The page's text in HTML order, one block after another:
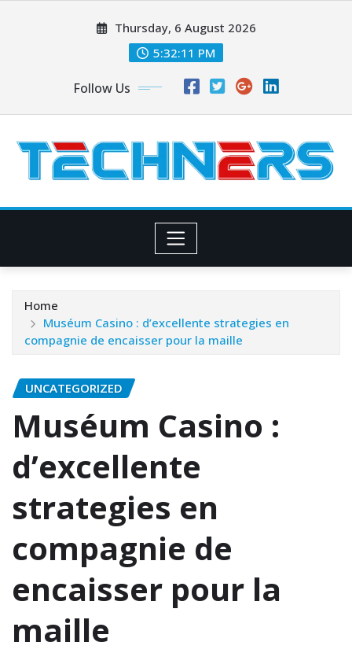
Thursday, 6 August 2026
5:32:12 PM
Follow Us
Home
Muséum Casino : d’excellente strategies en
compagnie de encaisser pour la maille
UNCATEGORIZED
Muséum Casino :
d’excellente
strategies en
compagnie de
encaisser pour la
maille